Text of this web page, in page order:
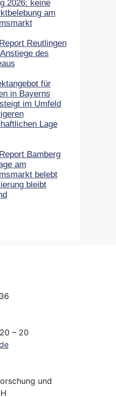
2026: keine
am
Reutlingen
des
für
in Bayerns
im Umfeld
Lage
Bamberg
am
belebt
bleibt
– 20
und